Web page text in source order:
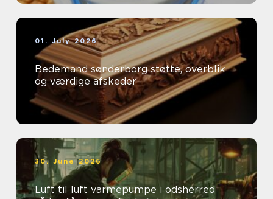
01. July 2026
Bedemand sønderborg støtte, overblik
og værdige afskeder
30. June 2026
Luft til luft varmepumpe i odsherred